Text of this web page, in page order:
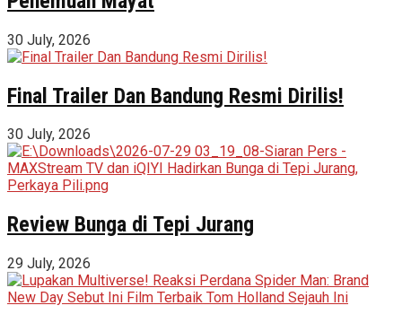
30 July, 2026
Final Trailer Dan Bandung Resmi Dirilis!
30 July, 2026
Review Bunga di Tepi Jurang
29 July, 2026